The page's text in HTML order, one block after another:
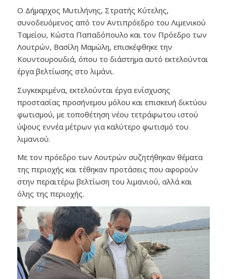
Ο Δήμαρχος Μυτιλήνης, Στρατής Κύτελης,
συνοδευόμενος από τον Αντιπρόεδρο του Λιμενικού
Ταμείου, Κώστα Παπαδόπουλο και τον Πρόεδρο των
Λουτρών, Βασίλη Μαμώλη, επισκέφθηκε την
Κουντουρουδιά, όπου το διάστημα αυτό εκτελούνται
έργα βελτίωσης στο λιμάνι.
Συγκεκριμένα, εκτελούνται έργα ενίσχυσης
προστασίας προσήνεμου μόλου και επισκευή δικτύου
φωτισμού, με τοποθέτηση νέου τετράφωτου ιστού
ύψους εννέα μέτρων για καλύτερο φωτισμό του
λιμανιού.
Με τον πρόεδρο των Λουτρών συζητήθηκαν θέματα
της περιοχής και τέθηκαν προτάσεις που αφορούν
στην περαιτέρω βελτίωση του λιμανιού, αλλά και
όλης της περιοχής.